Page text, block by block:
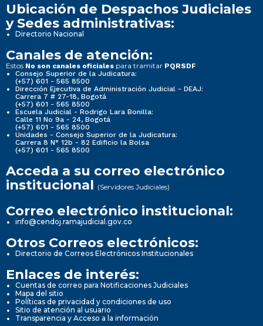
Ubicación de Despachos Judiciales
y Sedes administrativas:
Directorio Nacional
Canales de atención:
Estos No son canales oficiales para tramitar PQRSDF
Consejo Superior de la Judicatura:
(+57) 601 - 565 8500
Dirección Ejecutiva de Administración Judicial - DEAJ:
Carrera 7 # 27-18, Bogotá
(+57) 601 - 565 8500
Escuela Judicial - Rodrigo Lara Bonilla:
Calle 11 No 9a - 24, Bogotá
(+57) 601 - 565 8500
Unidades - Consejo Superior de la Judicatura:
Carrera 8 N° 12b - 82 Edificio la Bolsa
(+57) 601 - 565 8500
Acceda a su correo electrónico
institucional (Servidores Judiciales)
Correo electrónico institucional:
info@cendoj.ramajudicial.gov.co
Otros Correos electrónicos:
Directorio de Correos Electrónicos Institucionales
Enlaces de interés:
Cuentas de correo para Notificaciones Judiciales
Mapa del sitio
Políticas de privacidad y condiciones de uso
Sitio de atención al usuario
Transparencia y Acceso a la información